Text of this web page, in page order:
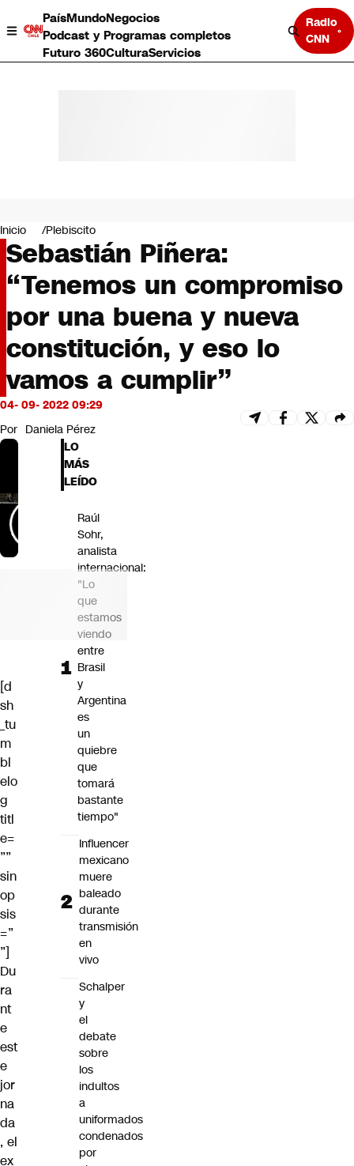
PaísMundoNegocios
Podcast y Programas completos
Futuro 360CulturaServicios
Radio
CNN
Negocios
Deportes
Programas completos
Cultura
Servicios
Bits
CNN tiempo
Opinión
Inicio Plebiscito
Sebastián Piñera:
“Tenemos un compromiso
por una buena y nueva
constitución, y eso lo
vamos a cumplir”
04- 09- 2022 09:29
Por Daniela Pérez
[d
sh
_tu
m
bl
elo
g
titl
e=
””
sin
op
sis
=”
”]
Du
ra
nt
e
est
e
jor
na
da
, el
ex
LO
MÁS
LEÍDO
Raúl
Sohr,
analista
internacional:
"Lo
que
estamos
viendo
entre
Brasil
y
Argentina
es
un
quiebre
que
tomará
bastante
tiempo"
Influencer
mexicano
muere
baleado
durante
transmisión
en
vivo
Schalper
y
el
debate
sobre
los
indultos
a
uniformados
condenados
por